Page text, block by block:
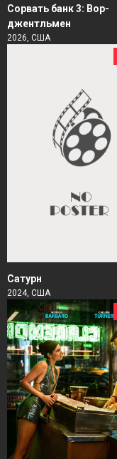
Сорвать банк 3: Вор-
джентльмен
2026, США
Сатурн
2024, США